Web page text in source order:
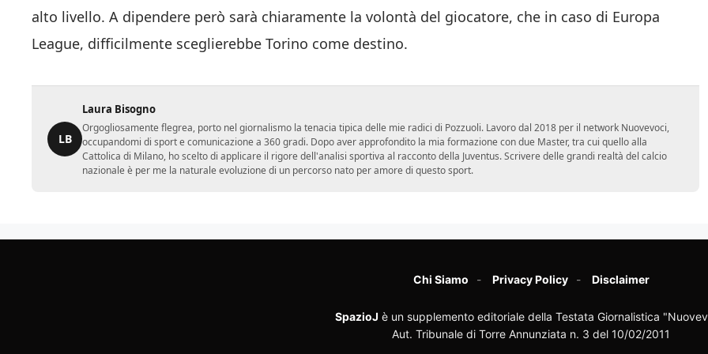
alto livello. A dipendere però sarà chiaramente la volontà del giocatore, che in caso di Europa
League, difficilmente sceglierebbe Torino come destino.
LB
Laura Bisogno
Orgogliosamente flegrea, porto nel giornalismo la tenacia tipica delle mie radici di Pozzuoli. Lavoro dal 2018 per il network Nuovevoci,
occupandomi di sport e comunicazione a 360 gradi. Dopo aver approfondito la mia formazione con due Master, tra cui quello alla
Cattolica di Milano, ho scelto di applicare il rigore dell'analisi sportiva al racconto della Juventus. Scrivere delle grandi realtà del calcio
nazionale è per me la naturale evoluzione di un percorso nato per amore di questo sport.
Chi Siamo Privacy Policy Disclaimer
SpazioJ è un supplemento editoriale della Testata Giornalistica
Aut. Tribunale di Torre Annunziata n. 3 del 10/02/2011